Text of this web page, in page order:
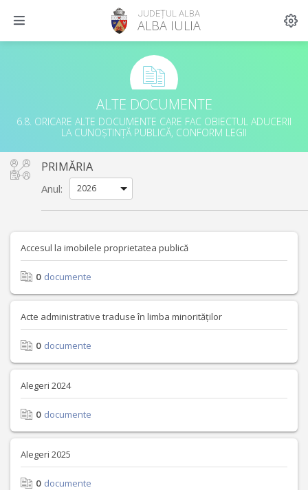
JUDEȚUL ALBA
ALBA IULIA
ALTE DOCUMENTE
6.8. ORICARE ALTE DOCUMENTE CARE FAC OBIECTUL ADUCERII
LA CUNOȘTINȚĂ PUBLICĂ, CONFORM LEGII
PRIMĂRIA
Anul:
Accesul la imobilele proprietatea publică
0 documente
Acte administrative traduse în limba minorităților
0 documente
Alegeri 2024
0 documente
Alegeri 2025
0 documente